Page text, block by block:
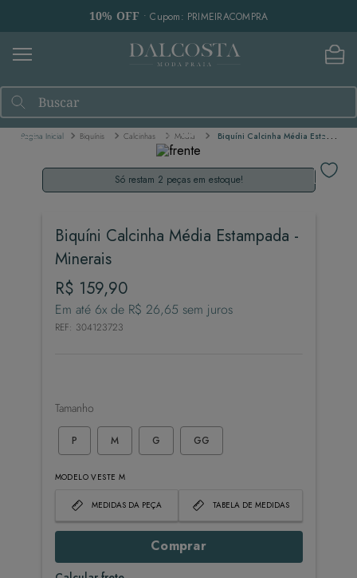
10% OFF • Cupom: PRIMEIRACOMPRA
Buscar
Biquínis Calcinhas Média Biquíni Calcinha Média Estampada - Minerais
Só restam 2 peças em estoque!
Biquíni Calcinha Média Estampada -
Minerais
R$ 159,90
Em até 6x de R$ 26,65 sem juros
REF: 304123723
Tamanho
P M G GG
MODELO VESTE M
MEDIDAS DA PEÇA TABELA DE MEDIDAS
Comprar